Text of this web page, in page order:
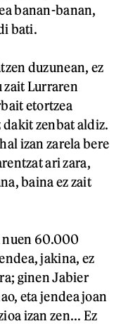
banan-banan,
bati.
duzunean, ez
Lurraren
etortzea
dakit zenbat aldiz.
izan zarela bere
ari zara,
baina ez zait
60.000
jakina, ez
ginen Jabier
eta jendea joan
izan zen... Ez